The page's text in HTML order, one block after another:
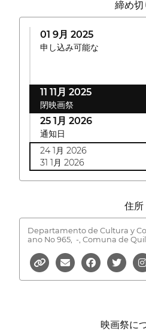
締め切
01 9月 2025
申し込み可能な
11 11月 2025
閉映画祭
25 1月 2026
通知日
24 1月 2026
31 1月 2026
住所
Departamento de Cultura y
ano No 965, -, Comuna de
映画祭に